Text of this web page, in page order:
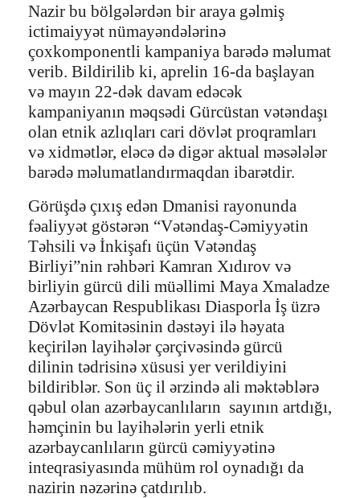
Nazir bu bölgələrdən bir araya gəlmiş
ictimaiyyət nümayəndələrinə
çoxkomponentli kampaniya barədə məlumat
verib. Bildirilib ki, aprelin 16-da başlayan
və mayın 22-dək davam edəcək
kampaniyanın məqsədi Gürcüstan vətəndaşı
olan etnik azlıqları cari dövlət proqramları
və xidmətlər, eləcə də digər aktual məsələlər
barədə məlumatlandırmaqdan ibarətdir.
Görüşdə çıxış edən Dmanisi rayonunda
fəaliyyət göstərən “Vətəndaş-Cəmiyyətin
Təhsili və İnkişafı üçün Vətəndaş
Birliyi”nin rəhbəri Kamran Xıdırov və
birliyin gürcü dili müəllimi Maya Xmaladze
Azərbaycan Respublikası Diasporla İş üzrə
Dövlət Komitəsinin dəstəyi ilə həyata
keçirilən layihələr çərçivəsində gürcü
dilinin tədrisinə xüsusi yer verildiyini
bildiriblər. Son üç il ərzində ali məktəblərə
qəbul olan azərbaycanlıların sayının artdığı,
həmçinin bu layihələrin yerli etnik
azərbaycanlıların gürcü cəmiyyətinə
inteqrasiyasında mühüm rol oynadığı da
nazirin nəzərinə çatdırılıb.